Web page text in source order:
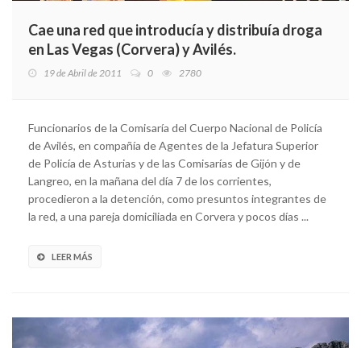
Cae una red que introducía y distribuía droga
en Las Vegas (Corvera) y Avilés.
19 de Abril de 2011 0 2780
Funcionarios de la Comisaría del Cuerpo Nacional de Policía
de Avilés, en compañía de Agentes de la Jefatura Superior
de Policía de Asturias y de las Comisarías de Gijón y de
Langreo, en la mañana del día 7 de los corrientes,
procedieron a la detención, como presuntos integrantes de
la red, a una pareja domiciliada en Corvera y pocos días ...
LEER MÁS